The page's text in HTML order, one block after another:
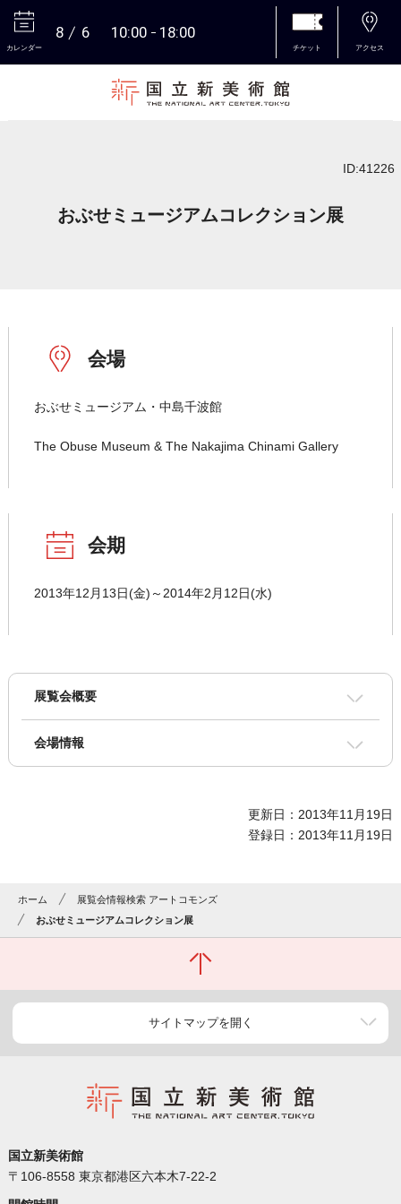
カレンダー
8 6 10:00 18:00
チケット アクセス
ID:41226
おぶせミュージアムコレクション展
会場
おぶせミュージアム・中島千波館
The Obuse Museum & The Nakajima Chinami Gallery
会期
2013年12月13日(金)～2014年2月12日(水)
展覧会概要
会場情報
更新日：2013年11月19日
登録日：2013年11月19日
ホーム
展覧会情報検索 アートコモンズ
おぶせミュージアムコレクション展
サイトマップを開く
国立新美術館
〒106-8558 東京都港区六本木7-22-2